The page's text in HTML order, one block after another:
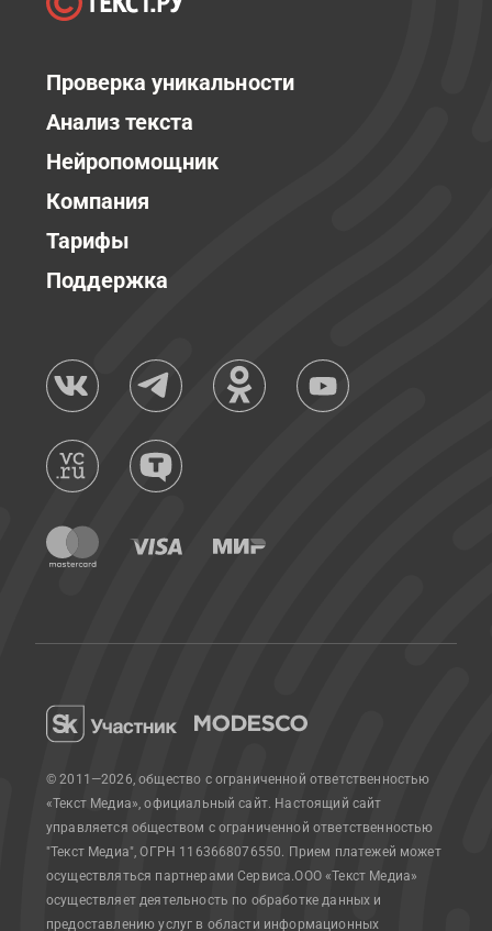
Проверка уникальности
Анализ текста
Нейропомощник
Компания
Тарифы
Поддержка
© 2011—2026, общество с ограниченной ответственностью
«Текст Медиа», официальный сайт. Настоящий сайт
управляется обществом с ограниченной ответственностью
"Текст Медиа", ОГРН 1163668076550. Прием платежей может
осуществляться партнерами Сервиса.ООО «Текст Медиа»
осуществляет деятельность по обработке данных и
предоставлению услуг в области информационных